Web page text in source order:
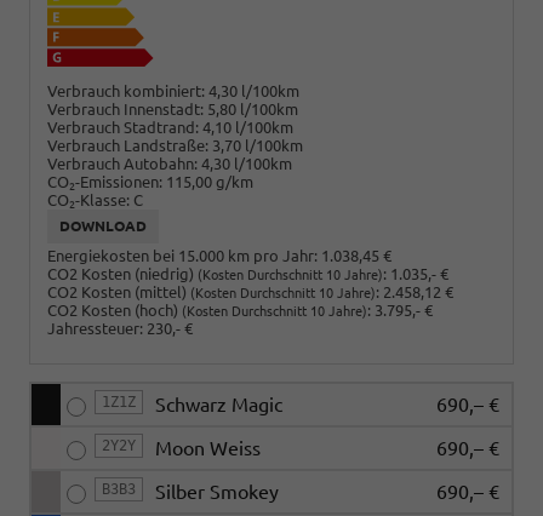
Verbrauch kombiniert: 4,30 l/100km
Verbrauch Innenstadt: 5,80 l/100km
Verbrauch Stadtrand: 4,10 l/100km
Verbrauch Landstraße: 3,70 l/100km
Verbrauch Autobahn: 4,30 l/100km
CO2-Emissionen: 115,00 g/km
CO2-Klasse: C
DOWNLOAD
Energiekosten bei 15.000 km pro Jahr: 1.038,45 €
CO2 Kosten (niedrig) (Kosten Durchschnitt 10 Jahre): 1.035,- €
CO2 Kosten (mittel) (Kosten Durchschnitt 10 Jahre): 2.458,12 €
CO2 Kosten (hoch) (Kosten Durchschnitt 10 Jahre): 3.795,- €
Jahressteuer: 230,- €
1Z1Z Schwarz Magic 690,– €
2Y2Y Moon Weiss 690,– €
B3B3 Silber Smokey 690,– €